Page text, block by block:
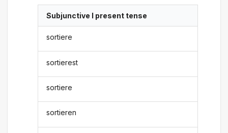
Subjunctive I present tense
sortiere
sortierest
sortiere
sortieren